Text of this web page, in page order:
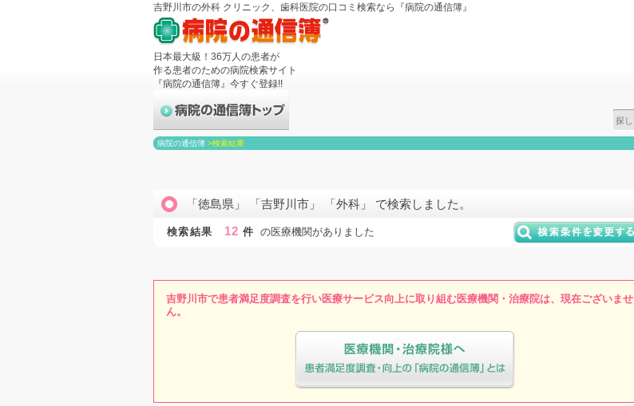
吉野川市の外科 クリニック、歯科医院の口コミ検索なら『病院の通信簿』
日本最大級！36万人の患者が
作る患者のための病院検索サイト
『病院の通信簿』今すぐ登録!!
病院の通信簿 >検索結果
「徳島県」 「吉野川市」 「外科」 で検索しました。
検索結果 12 件 の医療機関がありました
吉野川市で患者満足度調査を行い医療サービス向上に取り組む医療機関・治療院は、現在ございませ
ん。